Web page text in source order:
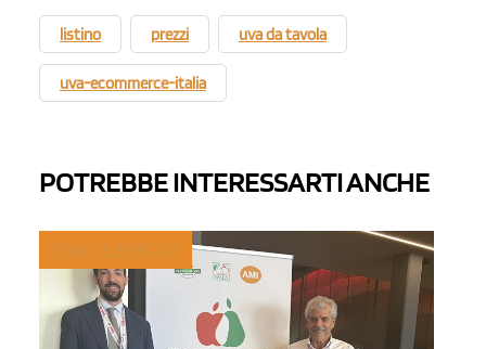
listino prezzi uva da tavola
uva-ecommerce-italia
POTREBBE INTERESSARTI ANCHE